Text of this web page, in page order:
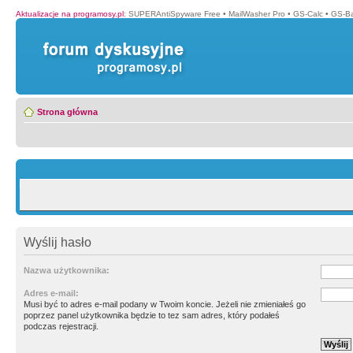
Aktualizacje na programosy.pl: SUPERAntiSpyware Free • MailWasher Pro • GS-Calc • GS-
Strona główna
Wyślij hasło
Nazwa użytkownika:
Adres e-mail:
Musi być to adres e-mail podany w Twoim koncie. Jeżeli nie zmieniałeś go
poprzez panel użytkownika będzie to tez sam adres, który podałeś
podczas rejestracji.